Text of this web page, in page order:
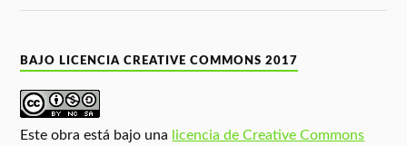
BAJO LICENCIA CREATIVE COMMONS 2017
Este obra está bajo una licencia de Creative Commons